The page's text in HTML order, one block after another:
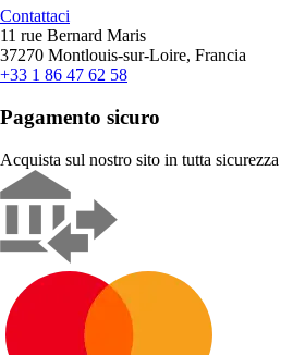
Contattaci
11 rue Bernard Maris
37270 Montlouis-sur-Loire, Francia
+33 1 86 47 62 58
Pagamento sicuro
Acquista sul nostro sito in tutta sicurezza